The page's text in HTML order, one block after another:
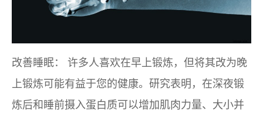
改善睡眠：
许多人喜欢在早上锻炼，但将其改为晚
上锻炼可能有益于您的健康。研究表明，在深夜锻
炼后和睡前摄入蛋白质可以增加肌肉力量、大小并